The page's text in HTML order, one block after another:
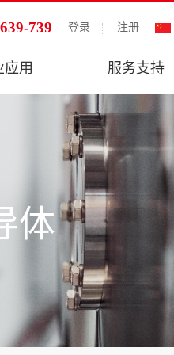
登录 注册
739
应用 服务支持
体